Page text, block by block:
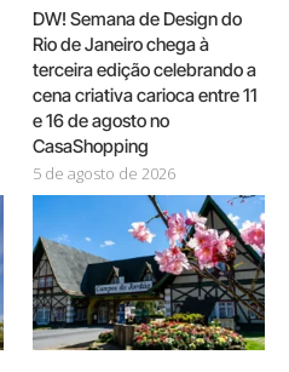
DW! Semana de Design do
Rio de Janeiro chega à
terceira edição celebrando a
cena criativa carioca entre 11
e 16 de agosto no
CasaShopping
5 de agosto de 2026